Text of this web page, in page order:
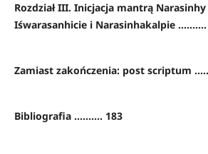
Rozdział III. Inicjacja mantrą
Iśwarasanhicie i Narasinhakalpie ..........
Zamiast zakończenia: post scriptum
Bibliografia .......... 183